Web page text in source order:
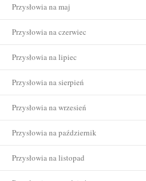
Przysłowia na maj
Przysłowia na czerwiec
Przysłowia na lipiec
Przysłowia na sierpień
Przysłowia na wrzesień
Przysłowia na październik
Przysłowia na listopad